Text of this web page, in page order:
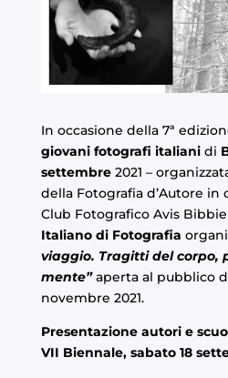
In occasione della 7ª
giovani fotografi italiani di
settembre2021 –
della Fotografia d’Autore in
Club Fotografico Avis
Italiano di Fotografia
viaggio. Tragitti del corpo,
mente”aperta al pubblico
novembre 2021.
Presentazione autori e
VII Biennale, sabato 18